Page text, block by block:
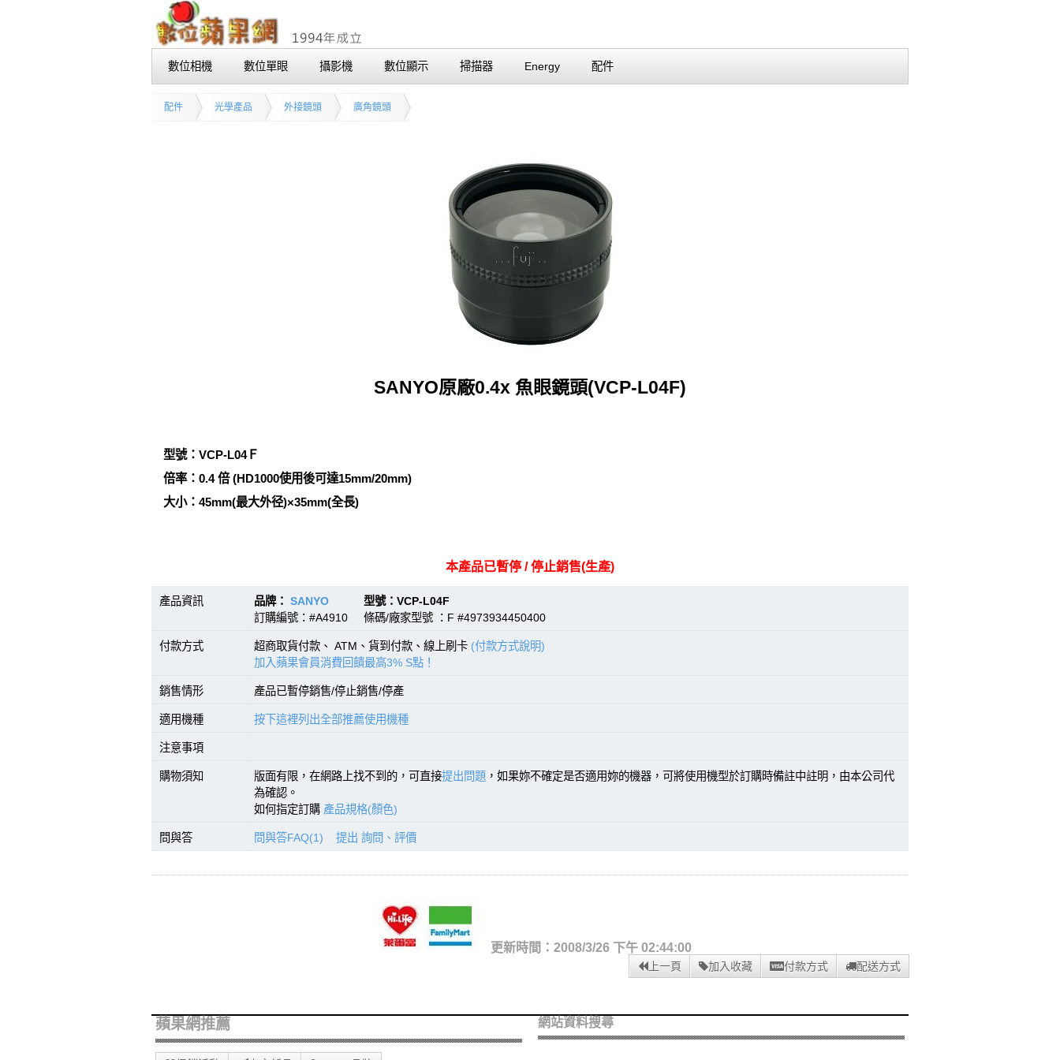
數位相機 數位單眼 攝影機 數位顯示 掃描器 Energy 配件
配件 光學產品 外接鏡頭 廣角鏡頭
SANYO原廠0.4x 魚眼鏡頭(VCP-L04F)
型號：VCP-L04Ｆ
倍率：0.4 倍 (HD1000使用後可達15mm/20mm)
大小：45mm(最大外径)×35mm(全長)
本產品已暫停 / 停止銷售(生產)
產品資訊 品牌： SANYO 型號：VCP-L04F
訂購編號：#A4910 條碼/廠家型號 ：F #4973934450400
付款方式 超商取貨付款、 ATM、貨到付款、線上刷卡 (付款方式說明)
加入蘋果會員消費回饋最高3% S點！
銷售情形 產品已暫停銷售/停止銷售/停產
適用機種 按下這裡列出全部推薦使用機種
注意事項
購物須知 版面有限，在網路上找不到的，可直接提出問題 ，如果妳不確定是否適用妳的機器，可將使用機型於訂購時備註中註明，由本公司代
為確認。
如何指定訂購 產品規格(顏色)
問與答 問與答FAQ(1) 提出 詢問、評價
更新時間：2008/3/26 下午 02:44:00
上一頁 加入收藏 付款方式 配送方式
蘋果網推薦 網站資料搜尋